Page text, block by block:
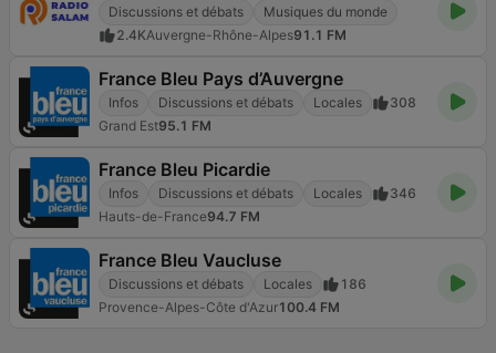
Discussions et débats
Musiques du monde
2.4KAuvergne-Rhône-Alpes91.1 FM
France Bleu Pays d’Auvergne
Infos Discussions et débats Locales
308
Grand Est95.1 FM
France Bleu Picardie
Infos Discussions et débats Locales
346
Hauts-de-France94.7 FM
France Bleu Vaucluse
Discussions et débats Locales
186
Provence-Alpes-Côte d'Azur100.4 FM